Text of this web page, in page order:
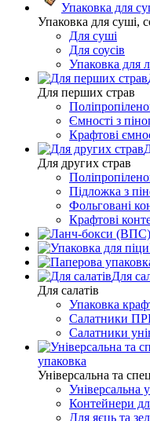
Упаковка для
Упаковка для суші,
Для суші
Для соусів
Упаковка для
Для перших страв
Ємності з
Крафтові
Для других страв
Підложка з
Фольговані
Крафтові
Для
Для салатів
Упаковка
Салатники
Салатники
упаковка
Універсальна та
Універсальна
Контейнери
Для яєць та